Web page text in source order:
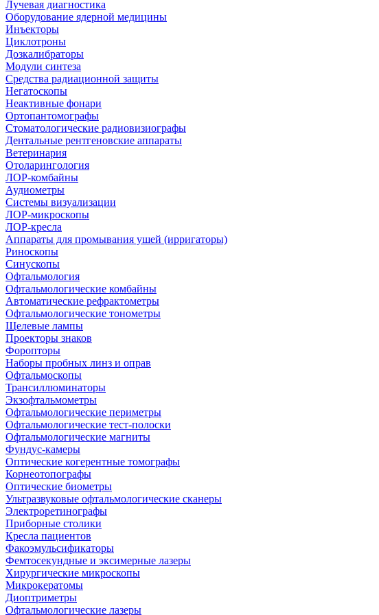
Лучевая диагностика
Оборудование ядерной медицины
Инъекторы
Циклотроны
Дозкалибраторы
Модули синтеза
Средства радиационной защиты
Негатоскопы
Неактивные фонари
Ортопантомографы
Стоматологические радиовизиографы
Дентальные рентгеновские аппараты
Ветеринария
Отоларингология
ЛОР-комбайны
Аудиометры
Системы визуализации
ЛОР-микроскопы
ЛОР-кресла
Аппараты для промывания ушей (ирригаторы)
Риноскопы
Синускопы
Офтальмология
Офтальмологические комбайны
Автоматические рефрактометры
Офтальмологические тонометры
Щелевые лампы
Проекторы знаков
Форопторы
Наборы пробных линз и оправ
Офтальмоскопы
Трансиллюминаторы
Экзофтальмометры
Офтальмологические периметры
Офтальмологические тест-полоски
Офтальмологические магниты
Фундус-камеры
Оптические когерентные томографы
Корнеотопографы
Оптические биометры
Ультразвуковые офтальмологические сканеры
Электроретинографы
Приборные столики
Кресла пациентов
Факоэмульсификаторы
Фемтосекундные и эксимерные лазеры
Хирургические микроскопы
Микрокератомы
Диоптриметры
Офтальмологические лазеры